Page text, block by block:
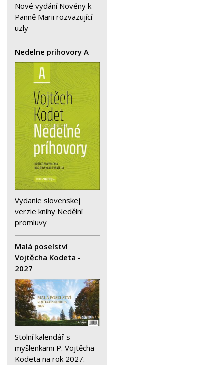
Nové vydání Novény k
Panně Marii rozvazující
uzly
Nedelne prihovory A
Vydanie slovenskej
verzie knihy Nedělní
promluvy
Malá poselství
Vojtěcha Kodeta -
2027
Stolní kalendář s
myšlenkami P. Vojtěcha
Kodeta na rok 2027.